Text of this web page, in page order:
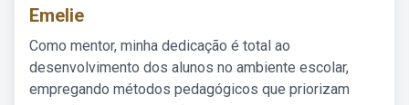
Emelie
Como mentor, minha dedicação é total ao
desenvolvimento dos alunos no ambiente escolar,
empregando métodos pedagógicos que priorizam